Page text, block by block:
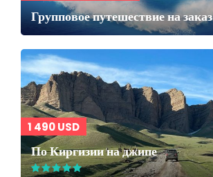
Групповое путешествие на заказ
1 490 USD
По Киргизии на джипе